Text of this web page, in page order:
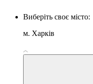
Виберіть своє місто:
м. Харків